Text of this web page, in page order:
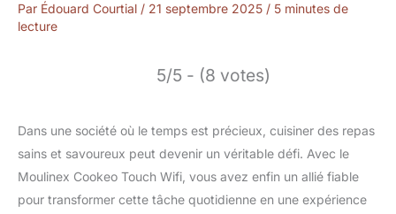
Par Édouard Courtial / 21 septembre 2025 / 5 minutes de
lecture
5/5 - (8 votes)
Dans une société où le temps est précieux, cuisiner des repas
sains et savoureux peut devenir un véritable défi. Avec le
Moulinex Cookeo Touch Wifi, vous avez enfin un allié fiable
pour transformer cette tâche quotidienne en une expérience